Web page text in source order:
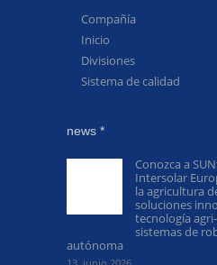
Compañía
Inicio
Divisiones
Sistema de calidad
news *
Conozca a
Intersolar
la agricultura
soluciones
tecnología
sistemas de
autónoma